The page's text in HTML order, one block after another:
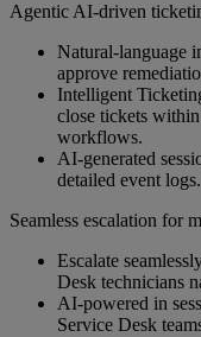
Agentic AI‑driven
Natural‑language
approve
Intelligent
close tickets
workflows.
AI‑generated
detailed event logs.
Seamless escalation for
Escalate
Desk technicians
AI-powered in
Service Desk